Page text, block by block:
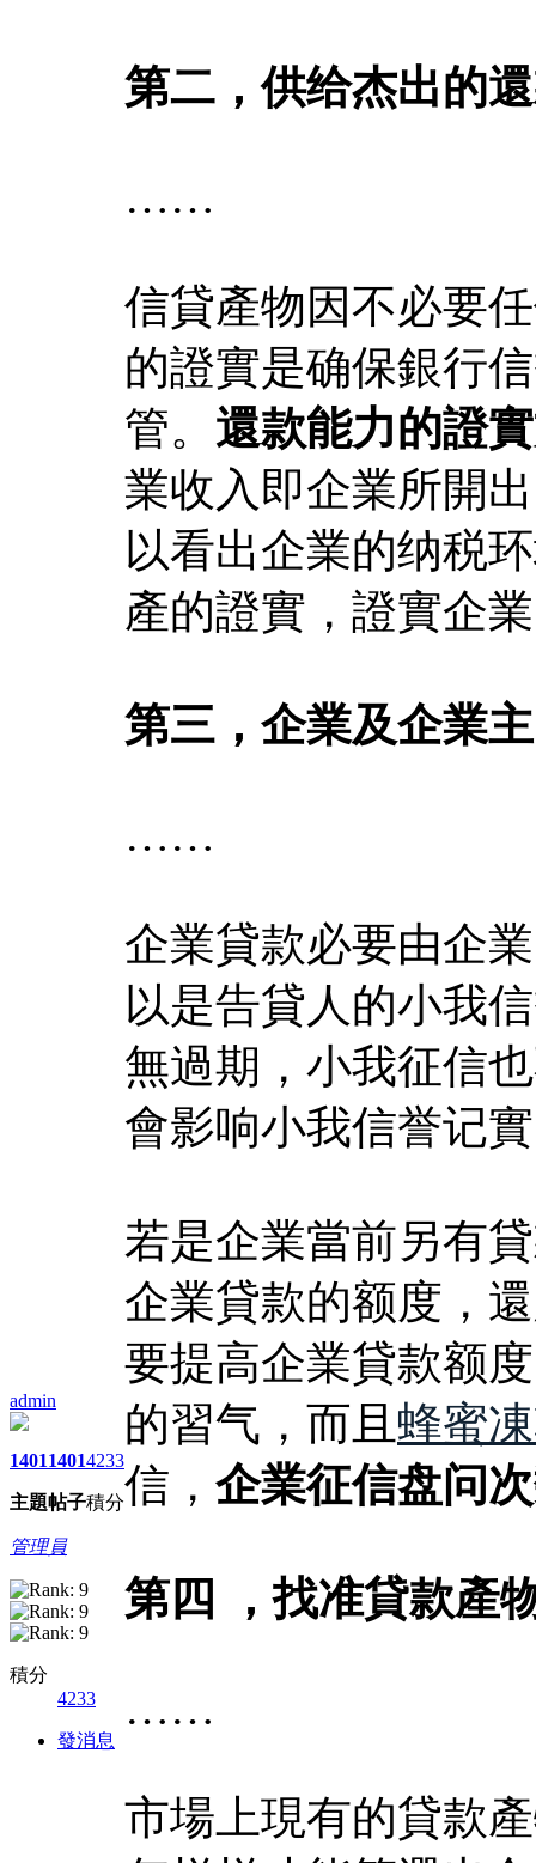
admin
1401
主題
1401
帖子
4233
積分
管理員
積分
4233
發消息
第二，供给杰出的
……
信貸產物因不必要
的證實是确保銀行
管。 還款能力的證
業收入即企業所開
以看出企業的纳税
產的證實，證實企
第三，企業及企業
……
企業貸款必要由企
以是告貸人的小我
無過期，小我征信
會影响小我信誉记
若是企業當前另有
企業貸款的额度，
要提高企業貸款额
的習气，而且 蜂蜜
信， 企業征信盘问
第四 ，找准貸款產
……
市場上現有的貸款